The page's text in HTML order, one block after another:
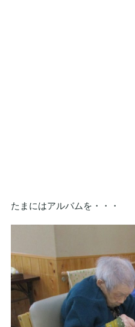
たまにはアルバムを・・・